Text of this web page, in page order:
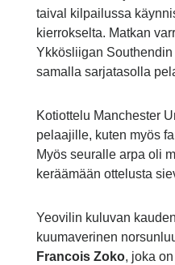
taival kilpailussa
kierrokselta. Matkan
Ykkösliigan
samalla sarjatasolla
Kotiottelu Manchester
pelaajille, kuten myös
Myös seuralle arpa oli
keräämään ottelusta
Yeovilin kuluvan
kuumaverinen
Francois Zoko, joka